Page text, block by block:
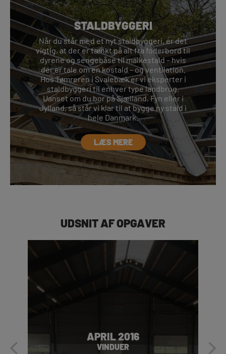
STALDBYGGERI
Når du står med et nyt staldbyggeri, er det
vigtig, at der er tænkt på alt fra foderbord til
dyrene og sengebåse til malkestald – hvis
der er tale om en kostald – og ventilation.
Hos Tømreren i Svalebæk er vi eksperter i
staldbyggeri til enhver type landbrug.
Uanset om du bor på Sjælland, Fyn eller i
Jylland, så står vi klar til at bygge ny stald i
hele Danmark.
LÆS MERE
UDSNIT AF OPGAVER
APRIL 2016
VINDUER